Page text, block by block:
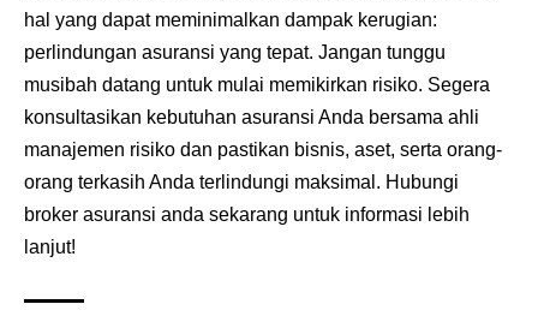
hal yang dapat meminimalkan dampak kerugian:
perlindungan asuransi yang tepat. Jangan tunggu
musibah datang untuk mulai memikirkan risiko. Segera
konsultasikan kebutuhan asuransi Anda bersama ahli
manajemen risiko dan pastikan bisnis, aset, serta orang-
orang terkasih Anda terlindungi maksimal. Hubungi
broker asuransi anda sekarang untuk informasi lebih
lanjut!